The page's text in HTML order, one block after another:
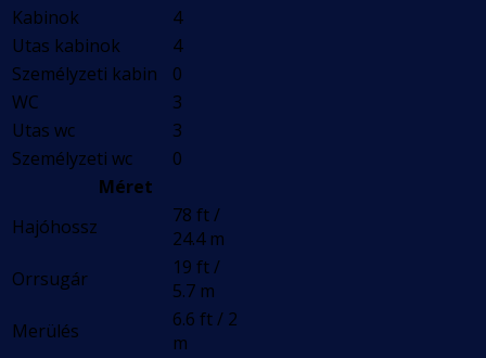
Kabinok
4
Utas kabinok
4
Személyzeti kabin
0
WC
3
Utas wc
3
Személyzeti wc
0
Méret
Hajóhossz
78 ft /
24.4 m
Orrsugár
19 ft /
5.7 m
Merülés
6.6 ft / 2
m